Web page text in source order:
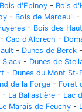
Bois d'Epinoy - Bois
- Bois de Maroeuil -
- Bois des
- Cap d'Alprech -
- Dunes de Berck -
Slack - Dunes de
- Dunes du Mont St-
de la Forge - Foret
- La Ballastière - Lac
Marais de Feuchy -